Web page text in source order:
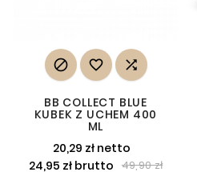
  
BB COLLECT BLUE
KUBEK Z UCHEM 400
ML
20,29 zł netto
24,95 zł brutto 49,90 zł